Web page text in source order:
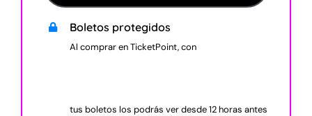
Boletos protegidos
Al comprar en TicketPoint, con
tus boletos los podrás ver desde 12 horas antes